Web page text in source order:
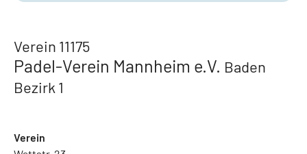
Verein 11175
Padel-Verein Mannheim e.V. Baden
Bezirk 1
Verein